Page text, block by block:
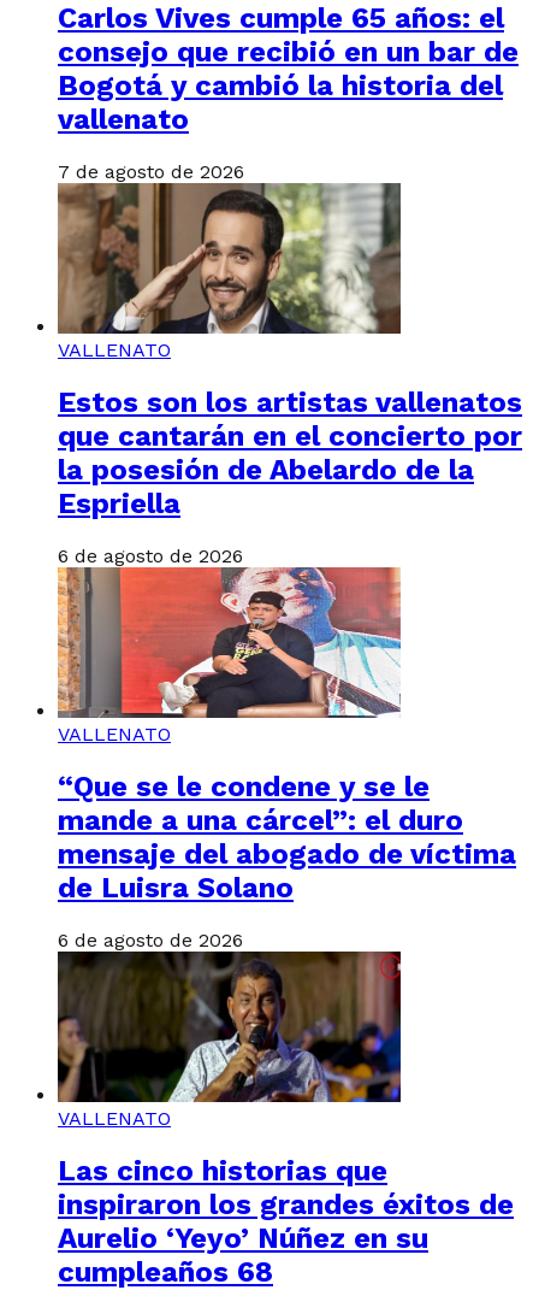
Carlos Vives cumple 65 años: el
consejo que recibió en un bar de
Bogotá y cambió la historia del
vallenato
7 de agosto de 2026
VALLENATO
Estos son los artistas vallenatos
que cantarán en el concierto por
la posesión de Abelardo de la
Espriella
6 de agosto de 2026
VALLENATO
“Que se le condene y se le
mande a una cárcel”: el duro
mensaje del abogado de víctima
de Luisra Solano
6 de agosto de 2026
VALLENATO
Las cinco historias que
inspiraron los grandes éxitos de
Aurelio ‘Yeyo’ Núñez en su
cumpleaños 68